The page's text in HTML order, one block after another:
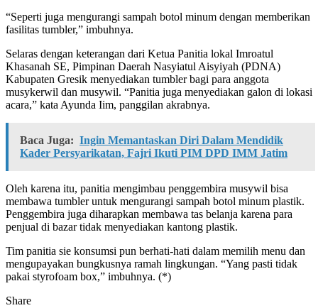
“Seperti juga mengurangi sampah botol minum dengan memberikan
fasilitas tumbler,” imbuhnya.
Selaras dengan keterangan dari Ketua Panitia lokal Imroatul
Khasanah SE, Pimpinan Daerah Nasyiatul Aisyiyah (PDNA)
Kabupaten Gresik menyediakan tumbler bagi para anggota
musykerwil dan musywil. “Panitia juga menyediakan galon di lokasi
acara,” kata Ayunda Iim, panggilan akrabnya.
Baca Juga: Ingin Memantaskan Diri Dalam Mendidik
Kader Persyarikatan, Fajri Ikuti PIM DPD IMM Jatim
Oleh karena itu, panitia mengimbau penggembira musywil bisa
membawa tumbler untuk mengurangi sampah botol minum plastik.
Penggembira juga diharapkan membawa tas belanja karena para
penjual di bazar tidak menyediakan kantong plastik.
Tim panitia sie konsumsi pun berhati-hati dalam memilih menu dan
mengupayakan bungkusnya ramah lingkungan. “Yang pasti tidak
pakai styrofoam box,” imbuhnya. (*)
Share